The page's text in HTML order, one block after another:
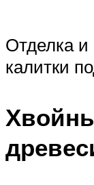
Отделка и
калитки